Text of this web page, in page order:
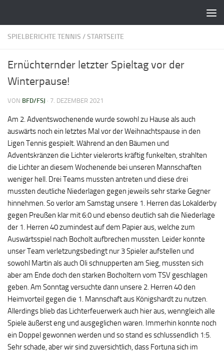
SPIELBERICHTE TENNIS /STARTSEITE
Ernüchternder letzter Spieltag vor der
Winterpause!
VON BFD/FSJ · 7. DEZEMBER 2021
Am 2. Adventswochenende wurde sowohl zu Hause als auch
auswärts noch ein letztes Mal vor der Weihnachtspause in den
Ligen Tennis gespielt. Während an den Bäumen und
Adventskränzen die Lichter vielerorts kräftig funkelten, strahlten
die Lichter an diesem Wochenende bei unseren Mannschaften
weniger hell. Drei Teams mussten antreten und diese drei
mussten deutliche Niederlagen gegen jeweils sehr starke Gegner
hinnehmen. So verlor am Samstag unsere 1. Herren das Lokalderby
gegen Preußen klar mit 6:0 und ebenso deutlich sah die Niederlage
der 1. Herren 40 zumindest auf dem Papier aus, welche zum
Auswärtsspiel nach Bocholt aufbrechen mussten. Leider konnte
unser Team verletzungsbedingt nur 3 Spieler aufstellen und
sowohl Martin als auch Oli schnupperten am Sieg, mussten sich
aber am Ende doch den starken Bocholtern vom TSV geschlagen
geben. Am Sonntag versuchte dann unsere 2. Herren 40 den
Heimvorteil gegen die 1. Mannschaft aus Königshardt zu nutzen.
Allerdings blieb das Lichterfeuerwerk auch hier aus, wenngleich alle
Spiele äußerst eng und ausgeglichen waren. Immerhin konnte noch
ein Doppel gewonnen werden und so stand es schlussendlich 1:5.
Sehr schade, aber wir sind zuversichtlich, dass Fortuna sich im